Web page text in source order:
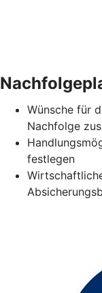
Wünsche für
Nachfolge
festlegen